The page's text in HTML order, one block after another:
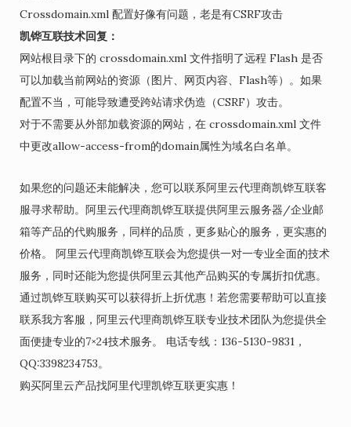
Crossdomain.xml 配置好像有问题，老是有CSRF攻击
凯铧互联技术回复：
网站根目录下的 crossdomain.xml 文件指明了远程 Flash 是否
可以加载当前网站的资源（图片、网页内容、Flash等）。如果
配置不当，可能导致遭受跨站请求伪造（CSRF）攻击。
对于不需要从外部加载资源的网站，在 crossdomain.xml 文件
中更改allow-access-from的domain属性为域名白名单。
如果您的问题还未能解决，您可以联系阿里云代理商凯铧互联客
服寻求帮助。阿里云代理商凯铧互联提供阿里云服务器/企业邮
箱等产品的代购服务，同样的品质，更多贴心的服务，更实惠的
价格。 阿里云代理商凯铧互联会为您提供一对一专业全面的技术
服务，同时还能为您提供阿里云其他产品购买的专属折扣优惠。
通过凯铧互联购买可以获得折上折优惠！若您需要帮助可以直接
联系我方客服，阿里云代理商凯铧互联专业技术团队为您提供全
面便捷专业的7×24技术服务。 电话专线：136-5130-9831，
QQ:3398234753。
购买阿里云产品找阿里代理凯铧互联更实惠！